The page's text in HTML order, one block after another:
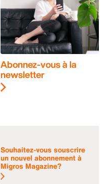
Abonnez-vous à la
newsletter
Souhaitez-vous souscrire
un nouvel abonnement à
Migros Magazine?